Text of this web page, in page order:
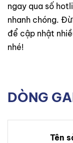
ngay qua số
nhanh chóng.
để cập nhật
nhé!
DÒNG
Tên